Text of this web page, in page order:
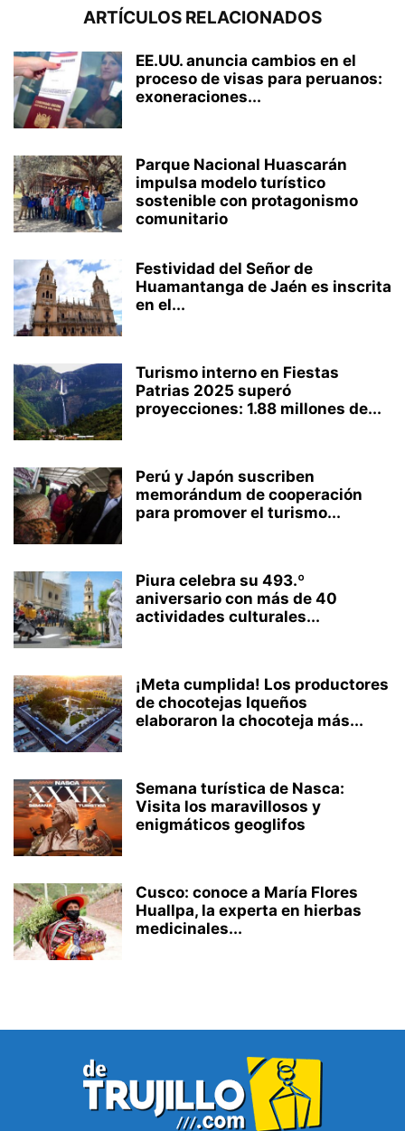
ARTÍCULOS RELACIONADOS
EE.UU. anuncia cambios en el
proceso de visas para peruanos:
exoneraciones...
Parque Nacional Huascarán
impulsa modelo turístico
sostenible con protagonismo
comunitario
Festividad del Señor de
Huamantanga de Jaén es inscrita
en el...
Turismo interno en Fiestas
Patrias 2025 superó
proyecciones: 1.88 millones de...
Perú y Japón suscriben
memorándum de cooperación
para promover el turismo...
Piura celebra su 493.º
aniversario con más de 40
actividades culturales...
¡Meta cumplida! Los productores
de chocotejas Iqueños
elaboraron la chocoteja más...
Semana turística de Nasca:
Visita los maravillosos y
enigmáticos geoglifos
Cusco: conoce a María Flores
Huallpa, la experta en hierbas
medicinales...